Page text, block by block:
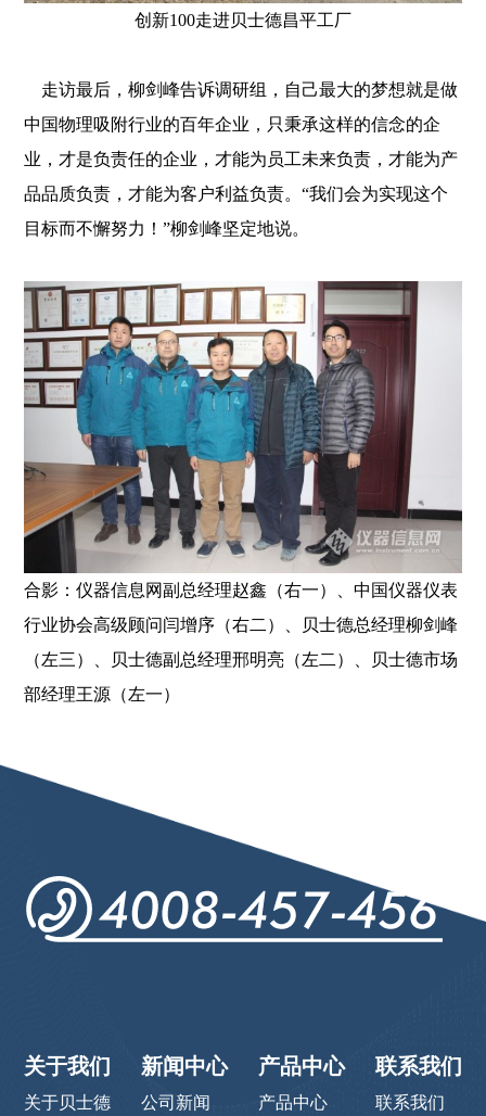
创新100走进贝士德昌平工厂
走访最后，柳剑峰告诉调研组，自己最大的梦想就是做
中国物理吸附行业的百年企业，只秉承这样的信念的企
业，才是负责任的企业，才能为员工未来负责，才能为产
品品质负责，才能为客户利益负责。“我们会为实现这个
目标而不懈努力！”柳剑峰坚定地说。
合影：仪器信息网副总经理赵鑫（右一）、中国仪器仪表
行业协会高级顾问闫增序（右二）、贝士德总经理柳剑峰
（左三）、贝士德副总经理邢明亮（左二）、贝士德市场
部经理王源（左一）
关于我们
关于贝士德
新闻中心
公司新闻
产品中心
产品中心
联系我们
联系我们